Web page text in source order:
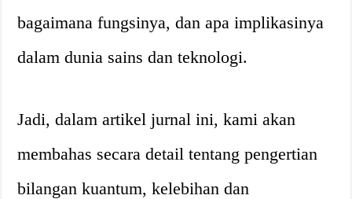
bagaimana fungsinya, dan apa implikasinya
dalam dunia sains dan teknologi.
Jadi, dalam artikel jurnal ini, kami akan
membahas secara detail tentang pengertian
bilangan kuantum, kelebihan dan